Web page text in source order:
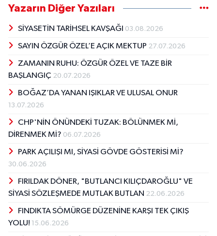
Yazarın Diğer Yazıları
SİYASETİN TARİHSEL KAVŞAĞI 03.08.2026
SAYIN ÖZGÜR ÖZEL’E AÇIK MEKTUP 27.07.2026
ZAMANIN RUHU: ÖZGÜR ÖZEL VE TAZE BİR
BAŞLANGIÇ 20.07.2026
BOĞAZ’DA YANAN IŞIKLAR VE ULUSAL ONUR
13.07.2026
CHP'NİN ÖNÜNDEKİ TUZAK: BÖLÜNMEK Mİ,
DİRENMEK Mİ? 06.07.2026
PARK AÇILIŞI MI, SİYASİ GÖVDE GÖSTERİSİ Mİ?
30.06.2026
FIRILDAK DÖNER, "BUTLANCI KILIÇDAROĞLU" VE
SİYASİ SÖZLEŞMEDE MUTLAK BUTLAN 22.06.2026
FINDIKTA SÖMÜRGE DÜZENİNE KARŞI TEK ÇIKIŞ
YOLU! 15.06.2026